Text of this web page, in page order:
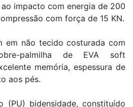
impacto com energia de 200
com força de 15 KN.
em não tecido costurada com
palmilha de EVA soft
memória, espessura de
aos pés.
(PU) bidensidade, constituído